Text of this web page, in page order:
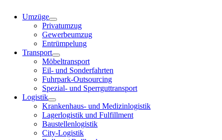
Umzüge
Privatumzug
Gewerbeumzug
Entrümpelung
Transport
Möbeltransport
Eil- und Sonderfahrten
Fuhrpark-Outsourcing
Spezial- und Sperrguttransport
Logistik
Krankenhaus- und Medizinlogistik
Lagerlogistik und Fulfillment
Baustellenlogistik
City-Logistik